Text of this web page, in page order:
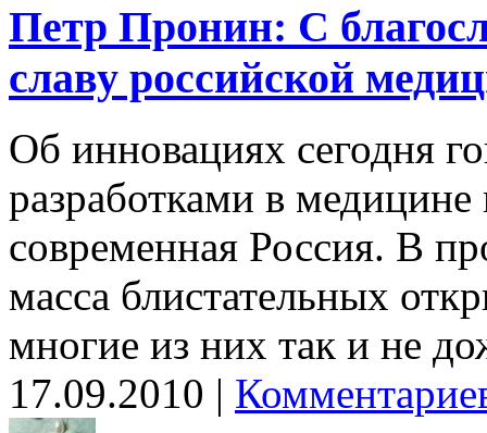
Петр Пронин: С
славу российской
Об инновациях сегодня
разработками в
современная Россия. В
масса блистательных
многие из них так и не
17.09.2010 |